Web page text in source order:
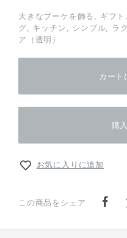
大きなブーケを飾る, ギフ
グ, キッチン, シンプル, ラ
ア（透明）
カート
購
お気に入りに追加
この商品をシェア